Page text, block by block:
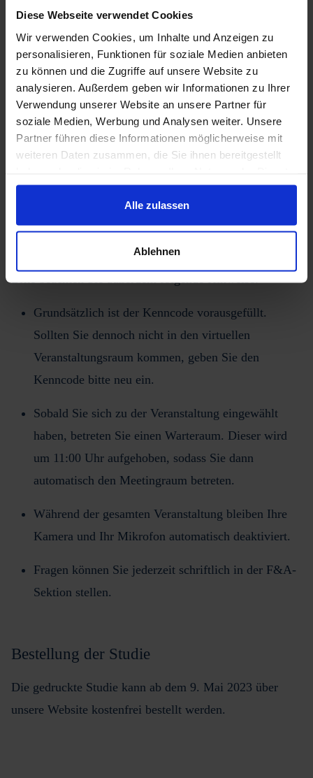
Diese Webseite verwendet Cookies
Wir verwenden Cookies, um Inhalte und Anzeigen zu
personalisieren, Funktionen für soziale Medien anbieten
zu können und die Zugriffe auf unsere Website zu
analysieren. Außerdem geben wir Informationen zu Ihrer
Verwendung unserer Website an unsere Partner für
soziale Medien, Werbung und Analysen weiter. Unsere
Partner führen diese Informationen möglicherweise mit
weiteren Daten zusammen, die Sie ihnen bereitgestellt
gesammelt haben.
Alle zulassen
Ablehnen
Einwahldaten
Mit den folgenden Daten können Sie sich am Dienstag,
den 9. Mai 2023,ab 10:55 Uhrin den virtuellen
Meetingraum einwählen.
pwd=dVJTd1FXVFFpWFFNdXY2U2xNbk12dz09
Kenncode:495397
666 8873 4937
Bitte beachten Sie außerdem folgende Hinweise:
Grundsätzlich ist der Kenncode vorausgefüllt.
Sollten Sie dennoch nicht in den virtuellen
Veranstaltungsraum kommen, geben Sie den
Kenncode bitte neu ein.
Sobald Sie sich zu der Veranstaltung eingewählt
haben, betreten Sie einen Warteraum. Dieser wird
um 11:00 Uhr aufgehoben, sodass Sie dann
automatisch den Meetingraum betreten.
Während der gesamten Veranstaltung bleiben Ihre
Kamera und Ihr Mikrofon automatisch deaktiviert.
Fragen können Sie jederzeit schriftlich in der F&A-
Sektion stellen.
Bestellung der Studie
Die gedruckte Studie kann ab dem 9. Mai 2023 über
unsere Website kostenfrei bestellt werden.